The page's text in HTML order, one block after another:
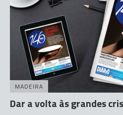
MADEIRA
Dar a volta às grandes